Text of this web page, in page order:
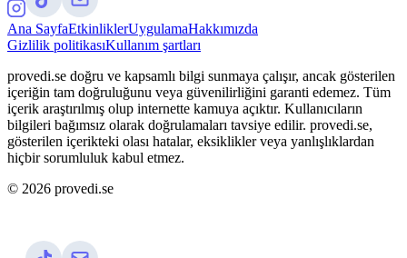
Ana SayfaEtkinliklerUygulamaHakkımızda
Gizlilik politikasıKullanım şartları
provedi.se doğru ve kapsamlı bilgi sunmaya çalışır, ancak gösterilen
içeriğin tam doğruluğunu veya güvenilirliğini garanti edemez. Tüm
içerik araştırılmış olup internette kamuya açıktır. Kullanıcıların
bilgileri bağımsız olarak doğrulamaları tavsiye edilir. provedi.se,
gösterilen içerikteki olası hatalar, eksiklikler veya yanlışlıklardan
hiçbir sorumluluk kabul etmez.
© 2026 provedi.se